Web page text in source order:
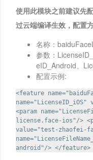
使用此模块之前建议先
过云端编译生效，配置
名称：
参数：
eID_Android、
配置示例:
<feature
<param
license.face-ios"/>
value="test-zhaofei-
android"/> </feature>